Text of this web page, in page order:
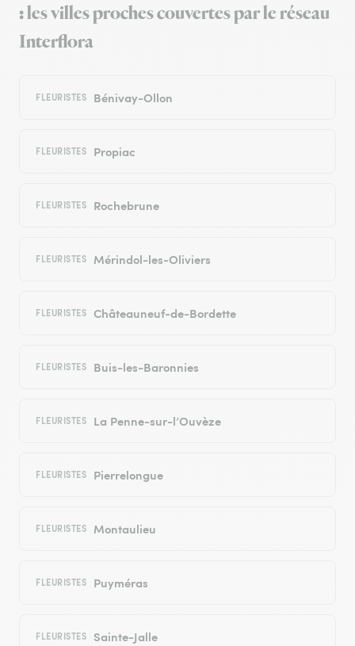
: les villes proches couvertes par le réseau
Interflora
FLEURISTES Bénivay-Ollon
FLEURISTES Propiac
FLEURISTES Rochebrune
FLEURISTES Mérindol-les-Oliviers
FLEURISTES Châteauneuf-de-Bordette
FLEURISTES Buis-les-Baronnies
FLEURISTES La Penne-sur-l’Ouvèze
FLEURISTES Pierrelongue
FLEURISTES Montaulieu
FLEURISTES Puyméras
FLEURISTES Sainte-Jalle